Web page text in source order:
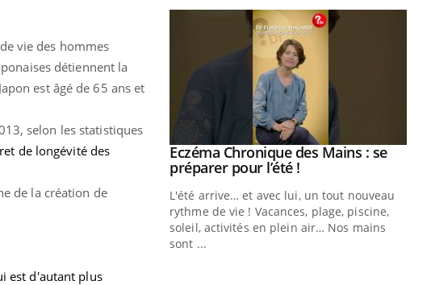
vie des hommes
détiennent la
est âgé de 65 ans et
selon les statistiques
de longévité des
de la création de
est d'autant plus
mentale : et si on
dans le diabète de type 2
d'idées reçues chez les
Youtube
Eczéma Chronique des Mains : se
préparer pour l’été !Youtube
L'été arrive… et avec lui, un tout nouveau
rythme de vie ! Vacances, plage, piscine,
soleil, activités en plein air… Nos mains
sont ...